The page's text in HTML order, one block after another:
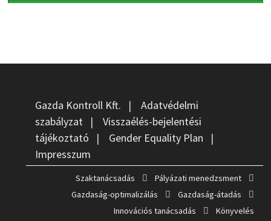
Gazda Kontroll Kft. | Adatvédelmi
szabályzat| Visszaélés-bejelentési
tájékoztató | Gender Equality Plan |
Impresszum
Szaktanácsadás
Pályázati menedzsment
Gazdaság-optimalizálás
Gazdaság-átadás
Innovációs tanácsadás
Könyvelés